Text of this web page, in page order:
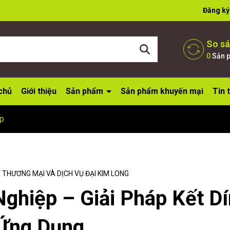
đợi bạn Đăng ký
So
0Sản
Giới thiệu Sản phẩm Sản phẩm khuyến mại Tin
MẠI VÀ DỊCH VỤ ĐẠI KIM LONG
– Giải Pháp Kết